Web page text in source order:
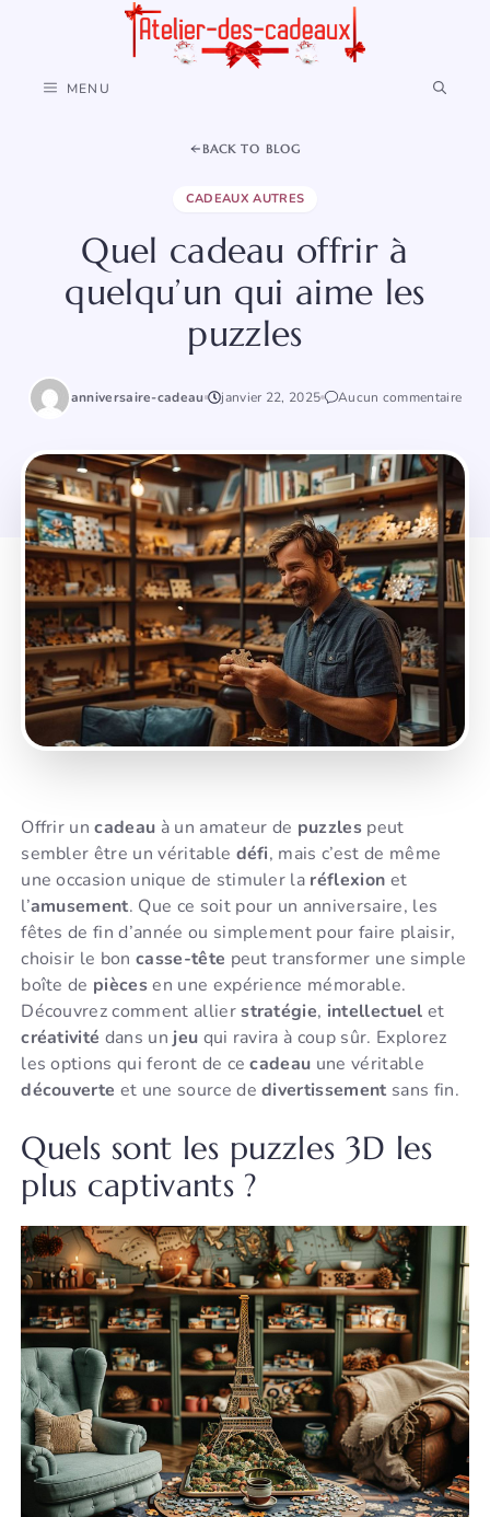
MENU
BACK TO BLOG
CADEAUX AUTRES
Quel cadeau offrir à
quelqu’un qui aime les
puzzles
anniversaire-cadeau janvier 22, 2025 Aucun commentaire
Offrir uncadeau à un amateur de puzzles peut
sembler être un véritable défi, mais c’est de même
une occasion unique de stimuler la réflexion et
l’amusement. Que ce soit pour un anniversaire, les
fêtes de fin d’année ou simplement pour faire plaisir,
choisir le bon casse-tête peut transformer une simple
boîte de piècesen une expérience mémorable.
Découvrez comment allierstratégie, intellectuel et
créativité dans un jeu qui ravira à coup sûr. Explorez
les options qui feront de cecadeau une véritable
découverte et une source dedivertissement sans fin.
Quels sont les puzzles 3D les
plus captivants ?